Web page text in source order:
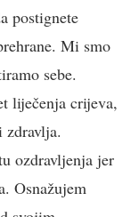
postignete
Mi smo
sebe.
liječenja crijeva,
zdravlja.
ozdravljenja jer
Osnažujem